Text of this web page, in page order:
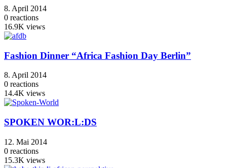
8. April 2014
0 reactions
16.9K views
Fashion Dinner “Africa Fashion Day Berlin”
8. April 2014
0 reactions
14.4K views
SPOKEN WOR:L:DS
12. Mai 2014
0 reactions
15.3K views